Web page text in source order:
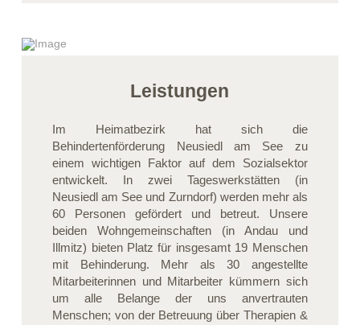
Leistungen
Im Heimatbezirk hat sich die
Behindertenförderung Neusiedl am See zu
einem wichtigen Faktor auf dem Sozialsektor
entwickelt. In zwei Tageswerkstätten (in
Neusiedl am See und Zurndorf) werden mehr als
60 Personen gefördert und betreut. Unsere
beiden Wohngemeinschaften (in Andau und
Illmitz) bieten Platz für insgesamt 19 Menschen
mit Behinderung. Mehr als 30 angestellte
Mitarbeiterinnen und Mitarbeiter kümmern sich
um alle Belange der uns anvertrauten
Menschen; von der Betreuung über Therapien &